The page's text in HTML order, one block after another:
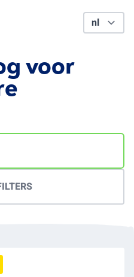
voor